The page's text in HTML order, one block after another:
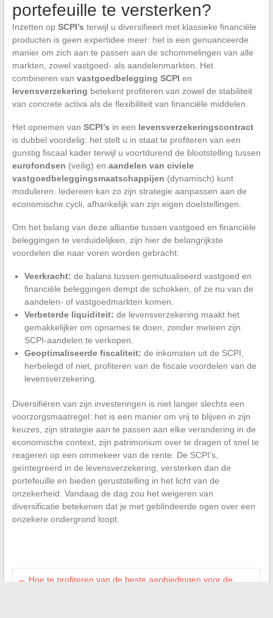
portefeuille te versterken?
Inzetten op SCPI’s terwijl u diversifieert met klassieke financiële
producten is geen expertidee meer: het is een genuanceerde
manier om zich aan te passen aan de schommelingen van alle
markten, zowel vastgoed- als aandelenmarkten. Het
combineren van vastgoedbelegging SCPI en
levensverzekering betekent profiteren van zowel de stabiliteit
van concrete activa als de flexibiliteit van financiële middelen.
Het opnemen van SCPI’s in een levensverzekeringscontract
is dubbel voordelig: het stelt u in staat te profiteren van een
gunstig fiscaal kader terwijl u voortdurend de blootstelling tussen
eurofondsen (veilig) en aandelen van civiele
vastgoedbeleggingsmaatschappijen (dynamisch) kunt
moduleren. Iedereen kan zo zijn strategie aanpassen aan de
economische cycli, afhankelijk van zijn eigen doelstellingen.
Om het belang van deze alliantie tussen vastgoed en financiële
beleggingen te verduidelijken, zijn hier de belangrijkste
voordelen die naar voren worden gebracht:
Veerkracht: de balans tussen gemutualiseerd vastgoed en
financiële beleggingen dempt de schokken, of ze nu van de
aandelen- of vastgoedmarkten komen.
Verbeterde liquiditeit: de levensverzekering maakt het
gemakkelijker om opnames te doen, zonder meteen zijn
SCPI-aandelen te verkopen.
Geoptimaliseerde fiscaliteit: de inkomsten uit de SCPI,
herbelegd of niet, profiteren van de fiscale voordelen van de
levensverzekering.
Diversifiëren van zijn investeringen is niet langer slechts een
voorzorgsmaatregel: het is een manier om vrij te blijven in zijn
keuzes, zijn strategie aan te passen aan elke verandering in de
economische context, zijn patrimonium over te dragen of snel te
reageren op een ommekeer van de rente. De SCPI’s,
geïntegreerd in de levensverzekering, versterken dan de
portefeuille en bieden geruststelling in het licht van de
onzekerheid. Vandaag de dag zou het weigeren van
diversificatie betekenen dat je met geblindeerde ogen over een
onzekere ondergrond loopt.
← Hoe te profiteren van de beste aanbiedingen voor de